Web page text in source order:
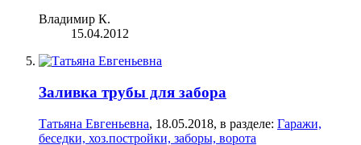
Владимир К.
15.04.2012
Заливка трубы для забора
Татьяна Евгеньевна, 18.05.2018, в разделе: Гаражи,
беседки, хоз.постройки, заборы, ворота